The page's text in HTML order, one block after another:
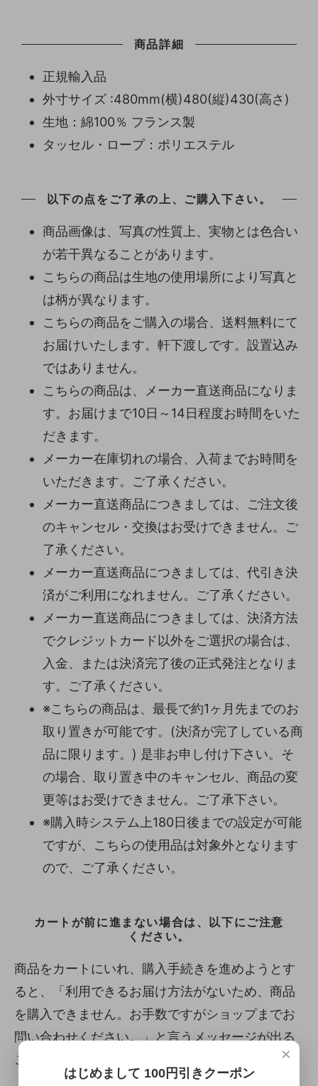
商品詳細
正規輸入品
外寸サイズ :480mm(横)480(縦)430(高さ)
生地：綿100％ フランス製
タッセル・ロープ：ポリエステル
以下の点をご了承の上、ご購入下さい。
商品画像は、写真の性質上、実物とは色合い
が若干異なることがあります。
こちらの商品は生地の使用場所により写真と
は柄が異なります。
こちらの商品をご購入の場合、送料無料にて
お届けいたします。軒下渡しです。設置込み
ではありません。
こちらの商品は、メーカー直送商品になりま
す。お届けまで10日～14日程度お時間をいた
だきます。
メーカー在庫切れの場合、入荷までお時間を
いただきます。ご了承ください。
メーカー直送商品につきましては、ご注文後
のキャンセル・交換はお受けできません。ご
了承ください。
メーカー直送商品につきましては、代引き決
済がご利用になれません。ご了承ください。
メーカー直送商品につきましては、決済方法
でクレジットカード以外をご選択の場合は、
入金、または決済完了後の正式発注となりま
す。ご了承ください。
※こちらの商品は、最長で約1ヶ月先までのお
取り置きが可能です。(決済が完了している商
品に限ります。) 是非お申し付け下さい。そ
の場合、取り置き中のキャンセル、商品の変
更等はお受けできません。ご了承下さい。
※購入時システム上180日後までの設定が可能
ですが、こちらの使用品は対象外となります
ので、ご了承ください。
カートが前に進まない場合は、以下にご注意
ください。
商品をカートにいれ、購入手続きを進めようとす
ると、「利用できるお届け方法がないため、商品
を購入できません。お手数ですがショップまでお
問い合わせください。」と言うメッセージが出る
ことがあります。
×
はじめまして 100円引きクーポン